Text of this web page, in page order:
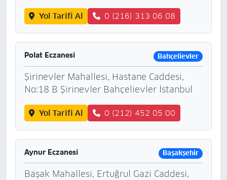
Yol Tarifi Al 0 (216) 313 06 08
Polat Eczanesi Bahçelievler
Şirinevler Mahallesi, Hastane Caddesi,
No:18 B Şirinevler Bahçelievler İstanbul
Yol Tarifi Al 0 (212) 452 05 00
Aynur Eczanesi Başakşehir
Başak Mahallesi, Ertuğrul Gazi Caddesi,